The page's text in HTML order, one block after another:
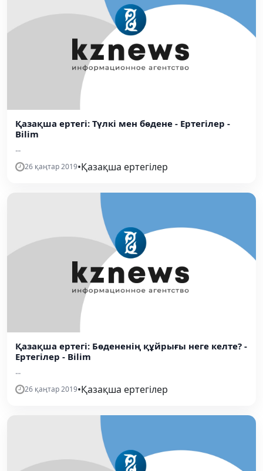
Қазақша ертегі: Түлкі мен бөдене - Ертегілер -
Bilim
...
26 қаңтар 2019•Қазақша ертегілер
Қазақша ертегі: Бөдененің құйрығы неге келте? -
Ертегілер - Bilim
...
26 қаңтар 2019•Қазақша ертегілер